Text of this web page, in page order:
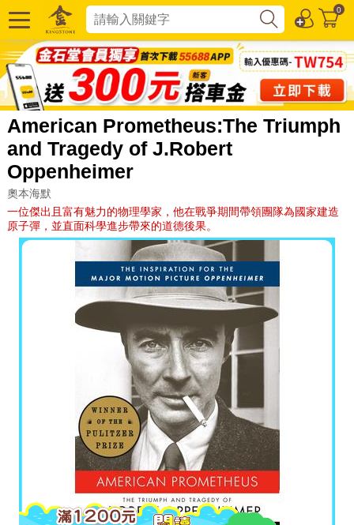
0
American Prometheus:The Triumph
and Tragedy of J.Robert
Oppenheimer
奧本海默
一位傑出且富有魅力的物理學家，他在戰爭期間帶領團隊為國家建造
原子彈，並直面科學進步帶來的道德後果。